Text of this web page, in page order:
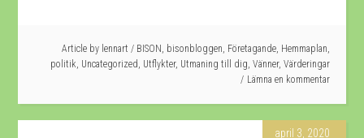
Article by lennart / BISON , bisonbloggen, Företagande, Hemmaplan,
politik, Uncategorized, Utflykter, Utmaning till dig, Vänner, Värderingar
Lämna en kommentar
april 3, 2020